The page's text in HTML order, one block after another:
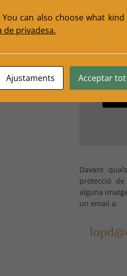
Els
Davant
protecció
alguna
un email a:
can also choose what kind
de privadesa.
Ajustaments Acceptar tot